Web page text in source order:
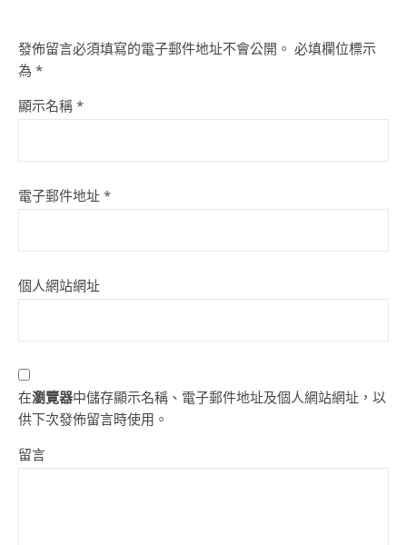
發佈留言必須填寫的電子郵件地址不會公開。 必填欄位標示
為 *
顯示名稱 *
電子郵件地址 *
個人網站網址
在瀏覽器中儲存顯示名稱、電子郵件地址及個人網站網址，以
供下次發佈留言時使用。
留言